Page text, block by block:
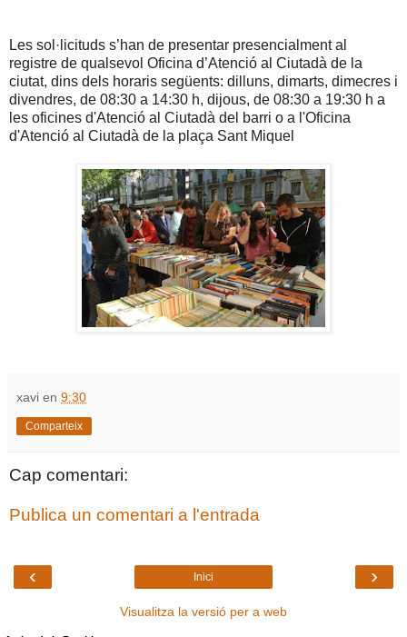
Les sol·licituds s’han de presentar presencialment al
registre de qualsevol Oficina d’Atenció al Ciutadà de la
ciutat, dins dels horaris següents: dilluns, dimarts, dimecres i
divendres, de 08:30 a 14:30 h, dijous, de 08:30 a 19:30 h a
les oficines d'Atenció al Ciutadà del barri o a l'Oficina
d'Atenció al Ciutadà de la plaça Sant Miquel
xavi en 9:30
Comparteix
Cap comentari:
Publica un comentari a l'entrada
‹ ›
Inici
Visualitza la versió per a web